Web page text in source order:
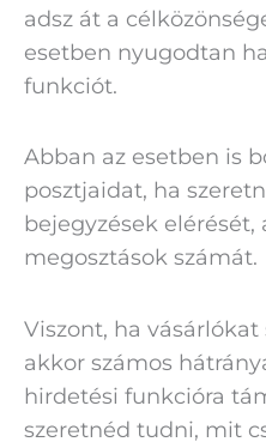
adsz át a
esetben nyugodtan
funkciót.
Abban az esetben is
posztjaidat, ha
bejegyzések elérését,
megosztások számát.
Viszont, ha vásárlókat
akkor számos
hirdetési funkcióra
szeretnéd tudni, mit